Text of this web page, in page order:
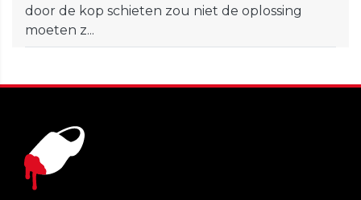
door de kop schieten zou niet de oplossing
moeten z...